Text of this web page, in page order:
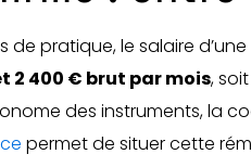
de pratique, le salaire
2 400 € brut par mois,
des instruments, la
permet de situer cette